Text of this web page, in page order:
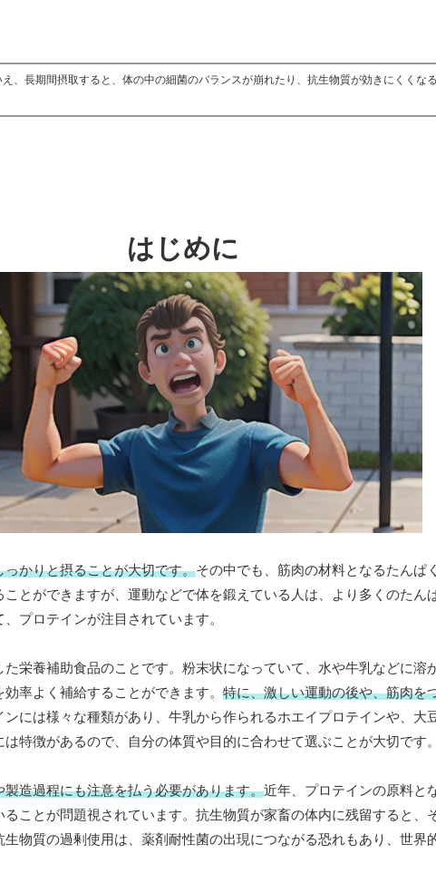
、長期間摂取すると、体の中の細菌のバランスが崩れたり、抗生物質が効きにくくな
はじめに
かりと摂ることが大切です。その中でも、筋肉の材料となるたんぱ
とができますが、運動などで体を鍛えている人は、より多くのたん
プロテインが注目されています。
栄養補助食品のことです。粉末状になっていて、水や牛乳などに溶
率よく補給することができます。 特に、激しい運動の後や、筋肉を
ンには様々な種類があり、牛乳から作られるホエイプロテインや、大
特徴があるので、自分の体質や目的に合わせて選ぶことが大切です。
製造過程にも注意を払う必要があります。近年、プロテインの原料と
ことが問題視されています。抗生物質が家畜の体内に残留すると、
物質の過剰使用は、薬剤耐性菌の出現につながる恐れもあり、世界